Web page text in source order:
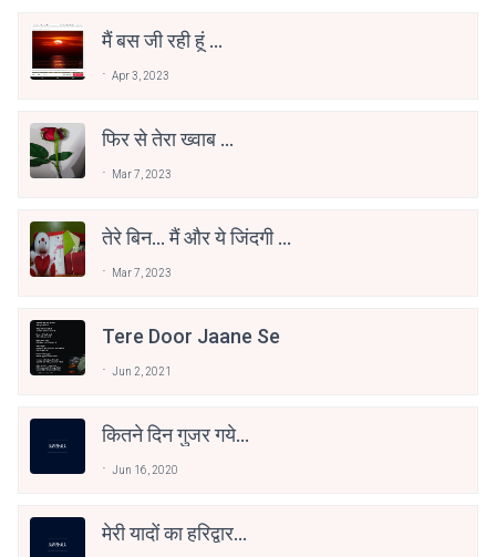
मैं बस जी रही हूं ...
Apr 3, 2023
फिर से तेरा ख्वाब ...
Mar 7, 2023
तेरे बिन... मैं और ये जिंदगी ...
Mar 7, 2023
Tere Door Jaane Se
Jun 2, 2021
कितने दिन गुजर गये...
Jun 16, 2020
मेरी यादों का हरिद्वार...